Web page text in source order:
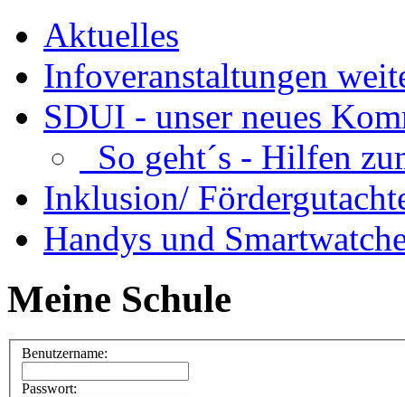
Aktuelles
Infoveranstaltungen
SDUI - unser neues
So geht´s - Hilfen
Inklusion/
Handys und
Meine Schule
Benutzername:
Passwort: